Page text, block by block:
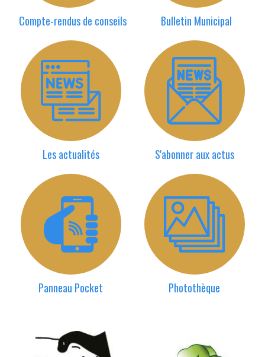
Compte-rendus de conseils Bulletin Municipal
Les actualités S'abonner aux actus
Panneau Pocket Photothèque